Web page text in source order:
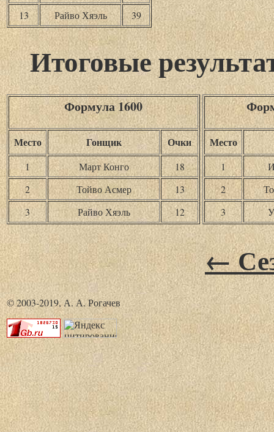
13
Райво Хяэль 39
Итоговые
Формула 1600
Место Гонщик Очки
1 Март Конго
18
2
Тойво Асмер
13
3
Райво Хяэль 12
Место
1
2
3
←